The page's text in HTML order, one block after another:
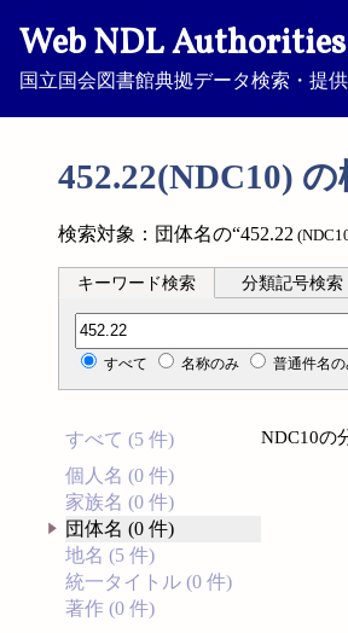
Web NDL Authorities
国立国会図書館典拠データ検索・提
452.22(NDC10)
検索対象：団体名の“452.22
キーワード検索 分類記号検索
分類記号検索
すべて 名称のみ 普通件名
すべて (5 件)
個人名 (0 件)
家族名 (0 件)
団体名 (0 件)
地名 (5 件)
統一タイトル (0 件)
著作 (0 件)
NDC10の